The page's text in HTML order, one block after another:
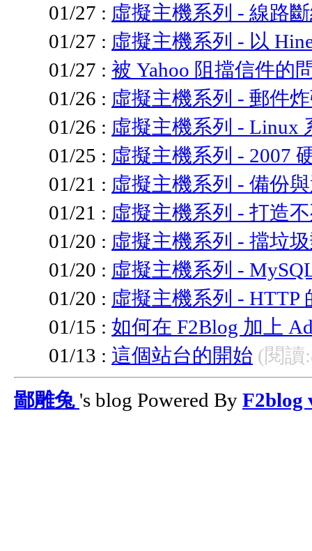
01/27 : 虛擬主機系列 - 線路
01/27 : 虛擬主機系列 - 以
01/27 : 被 Yahoo 阻擋信件的
01/26 : 虛擬主機系列 - 郵件
01/26 : 虛擬主機系列 - Linux
01/25 : 虛擬主機系列 - 2007
01/21 : 虛擬主機系列 - 備份
01/21 : 虛擬主機系列 - 打造
01/20 : 虛擬主機系列 - 擋垃
01/20 : 虛擬主機系列 -
01/20 : 虛擬主機系列 - HTTP
01/15 : 如何在 F2Blog 加上
01/13 : 這個站台的開始 (閱讀
鄙雕兔 's blog Powered By F2blog